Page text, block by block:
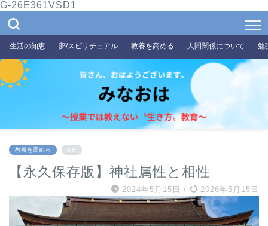
G-26E361VSD1
生活の知恵 夢/スピリチュアル 教養を高める 人間関係について 勉
教養を高める PR
【永久保存版】神社属性と相性
2024年5月15日 / 2026年5月15日